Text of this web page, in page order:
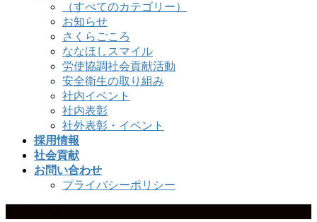
（すべてのカテゴリー）
お知らせ
さくらごころ
ななほしスマイル
労使協調社会貢献活動
安全衛生の取り組み
社内イベント
社内表彰
社外表彰・イベント
採用情報
社会貢献
お問い合わせ
プライバシーポリシー